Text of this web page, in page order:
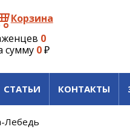
Корзина
0
сумму 0₽
СТАТЬИ КОНТАКТЫ
Лебедь